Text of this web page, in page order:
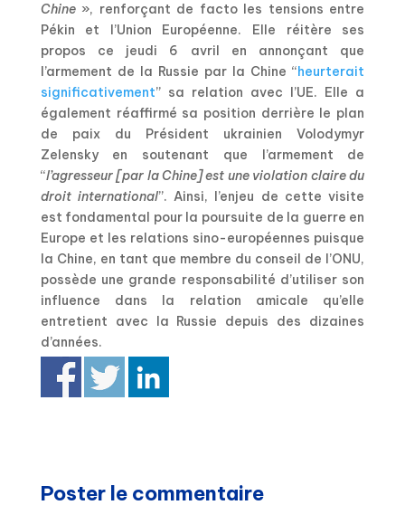
Chine», renforçant de facto les tensions entre
Pékin et l’Union Européenne. Elle réitère ses
propos ce jeudi 6 avril en annonçant que
l’armement de la Russie par la Chine “heurterait
significativement” sa relation avec l’UE. Elle a
également réaffirmé sa position derrière le plan
de paix du Président ukrainien Volodymyr
Zelensky en soutenant que l’armement de
“l’agresseur [par la Chine] est une violation claire du
droit international”. Ainsi, l’enjeu de cette visite
est fondamental pour la poursuite de la guerre en
Europe et les relations sino-européennes puisque
la Chine, en tant que membre du conseil de l’ONU,
possède une grande responsabilité d’utiliser son
influence dans la relation amicale qu’elle
entretient avec la Russie depuis des dizaines
d’années.
Poster le commentaire